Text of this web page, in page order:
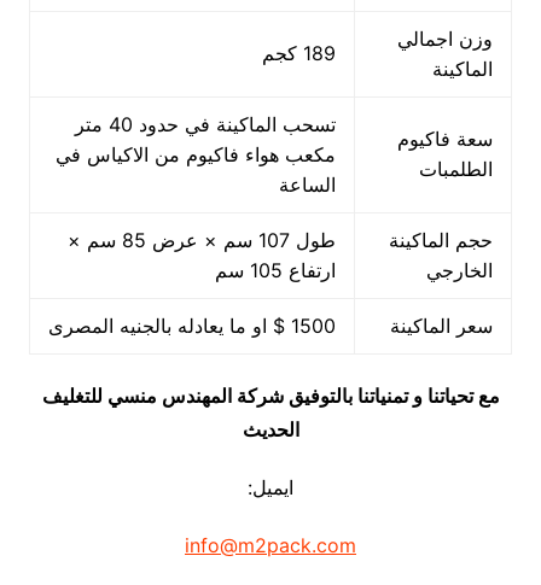
وزن اجمالي
الماكينة
189 كجم
سعة فاكيوم
الطلمبات
تسحب الماكينة في حدود 40 متر
مكعب هواء فاكيوم من الاكياس في
الساعة
حجم الماكينة
الخارجي
طول 107 سم × عرض 85 سم ×
ارتفاع 105 سم
سعر الماكينة 1500 $ او ما يعادله بالجنيه المصرى
مع تحياتنا و تمنياتنا بالتوفيق شركة المهندس منسي للتغليف
الحديث
ايميل:
info@m2pack.com